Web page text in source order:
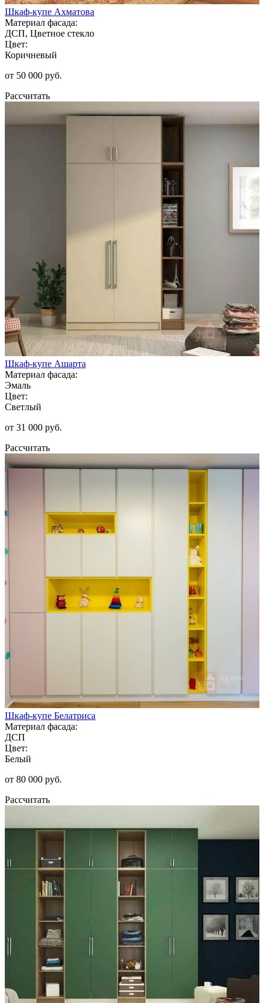
Шкаф-купе Ахматова
Материал фасада:
ДСП, Цветное стекло
Цвет:
Коричневый
от 50 000 руб.
Рассчитать
Шкаф-купе Ашарта
Материал фасада:
Эмаль
Цвет:
Светлый
от 31 000 руб.
Рассчитать
Шкаф-купе Белатриса
Материал фасада:
ДСП
Цвет:
Белый
от 80 000 руб.
Рассчитать